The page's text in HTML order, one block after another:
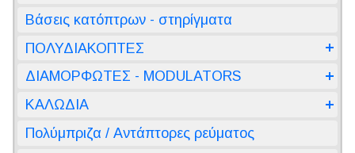
Βάσεις κατόπτρων - στηρίγματα
ΠΟΛΥΔΙΑΚΟΠΤΕΣ
ΔΙΑΜΟΡΦΩΤΕΣ - MODULATORS
ΚΑΛΩΔΙΑ
Πολύμπριζα / Αντάπτορες ρεύματος